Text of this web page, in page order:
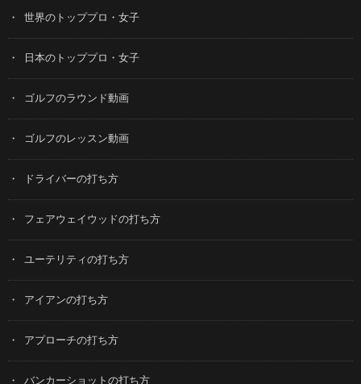
世界のトッププロ・女子
日本のトッププロ・女子
ゴルフのラウンド動画
ゴルフのレッスン動画
ドライバーの打ち方
フェアウェイウッドの打ち方
ユーテリティの打ち方
アイアンの打ち方
アプローチの打ち方
バンカーショットの打ち方